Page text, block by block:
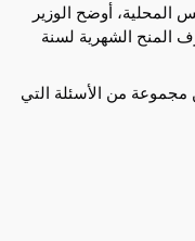
المحلية، أوضح الوزير
المنح الشهرية لسنة
مجموعة من الأسئلة التي